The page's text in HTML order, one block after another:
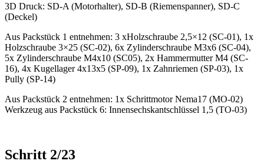
3D Druck: SD-A (Motorhalter), SD-B (Riemenspanner), SD-C
(Deckel)
Aus Packstück 1 entnehmen: 3 xHolzschraube 2,5×12 (SC-01), 1x
Holzschraube 3×25 (SC-02), 6x Zylinderschraube M3x6 (SC-04),
5x Zylinderschraube M4x10 (SC05), 2x Hammermutter M4 (SC-
16), 4x Kugellager 4x13x5 (SP-09), 1x Zahnriemen (SP-03), 1x
Pully (SP-14)
Aus Packstück 2 entnehmen: 1x Schrittmotor Nema17 (MO-02)
Werkzeug aus Packstück 6: Innensechskantschlüssel 1,5 (TO-03)
Schritt 2/23